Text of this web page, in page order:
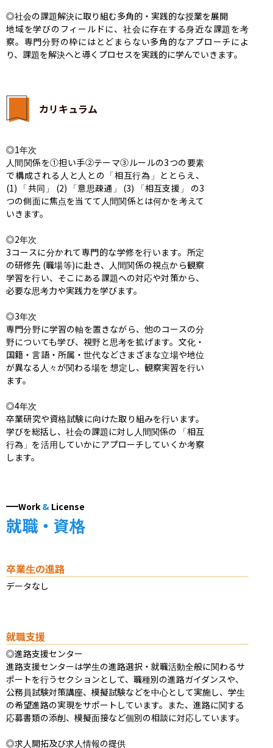
◎社会の課題解決に取り組む多角的・実践的な授業を展開
地域を学びのフィールドに、社会に存在する身近な課題を考
察。専門分野の枠にはとどまらない多角的なアプローチによ
り、課題を解決へと導くプロセスを実践的に学んでいきます。
カリキュラム
◎1年次
人間関係を①担い手②テーマ③ルールの3つの要素
で構成される人と人との「相互行為」ととらえ、
(1) 「共同」 (2) 「意思疎通」 (3) 「相互支援」 の3
つの側面に焦点を当てて人間関係とは何かを考えて
いきます。
◎2年次
3コースに分かれて専門的な学修を行います。所定
の研修先 (職場等)に赴き、人間関係の視点から観察
学習を行い、そこにある課題への対応や対策から、
必要な思考力や実践力を学びます。
◎3年次
専門分野に学習の軸を置きながら、他のコースの分
野についても学び、視野と思考を拡げます。文化・
国籍・言語・所属・世代などさまざまな立場や地位
が異なる人々が関わる場を 想定し、観察実習を行い
ます。
◎4年次
卒業研究や資格試験に向けた取り組みを行います。
学びを総括し、社会の課題に対し人間関係の 「相互
行為」を活用していかにアプローチしていくか考察
します。
Work & License
就職・資格
卒業生の進路
データなし
就職支援
◎進路支援センター
進路支援センターは学生の進路選択・就職活動全般に関わるサ
ポートを行うセクションとして、職種別の進路ガイダンスや、
公務員試験対策講座、模擬試験などを中心として実施し、学生
の希望進路の実現をサポートしています。また、進路に関する
応募書類の添削、模擬面接など個別の相談に対応しています。
◎求人開拓及び求人情報の提供